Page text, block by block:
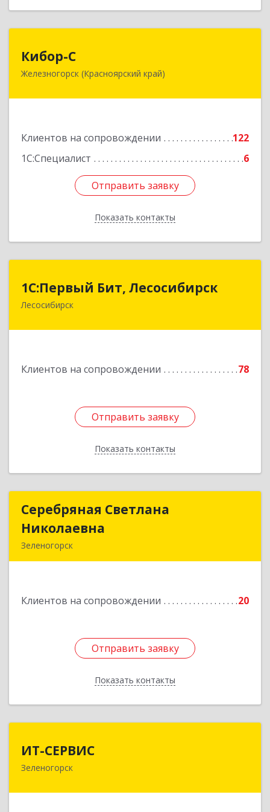
Кибор-С
Железногорск (Красноярский край)
Клиентов на сопровождении
122
1С:Специалист
6
Отправить заявку
Показать контакты
662973, Красноярский край, Железногорск г,
Отправить заявку
Назад
1С:Первый Бит, Лесосибирск
Лесосибирск
Клиентов на сопровождении 78
Отправить заявку
Показать контакты
1С:Первый Бит, Лесосибирск
662544, Красноярский край, Лесосибирск г,
Отправить заявку
Назад
Серебряная Светлана
Николаевна
Зеленогорск
Клиентов на сопровождении 20
Отправить заявку
Показать контакты
Серебряная Светлана
Подробнее
Отправить заявку
Назад
ИТ-СЕРВИС
Зеленогорск663690, Красноярский край, Зеленогорск г,